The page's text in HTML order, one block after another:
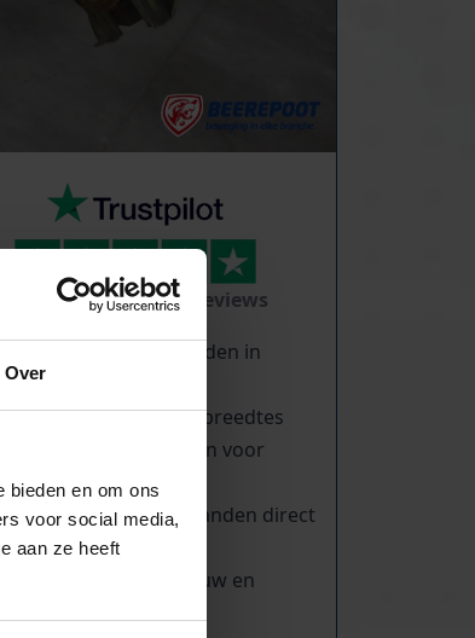
Over
bieden en om ons
voor social media,
aan ze heeft
TrustScore5.0|213
reviews
lopende banden in
verschillende bandbreedtes
pakjes & doosjes en voor
veel lopende banden direct
mogelijk, nieuw en